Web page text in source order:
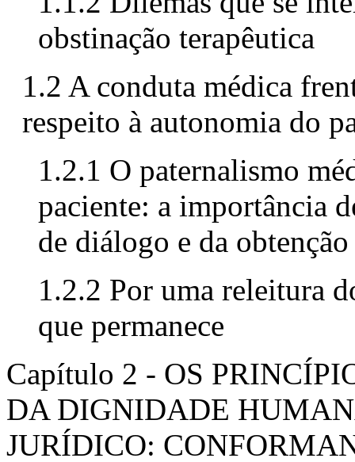
obstinação terapêutica
1.2 A conduta médica
respeito à autonomia do
1.2.1 O paternalismo
paciente: a importância
de diálogo e da
1.2.2 Por uma releitura
que permanece
Capítulo 2 - OS
DA DIGNIDADE
JURÍDICO: